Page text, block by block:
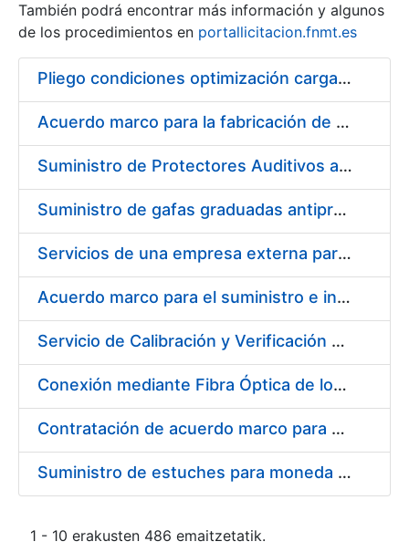
Erakutsi/Ezkutatu
También podrá encontrar más información y algunos
de los procedimientos en portallicitacion.fnmt.es
Pliego condiciones optimización cargas compras firmado
Acuerdo marco para la fabricación de piezas
Suministro de Protectores Auditivos a medida para las personas trabajadoras de los Centros de Trabajo de Madrid y Burgos
Suministro de gafas graduadas antiproyecciones para los trabajadores de la FNMT-RCM en los centros de trabajo de Madrid y Burgos
Servicios de una empresa externa para el asesoramiento y resolución de los recursos de alzada que se presentan relacionados con procesos de selección para la FNMT-RCM
Acuerdo marco para el suministro e instalación de persianas, estores y otros complementos
Servicio de Calibración y Verificación Externa de los Equipos de Medición del Servicio de Prevención de la FNMT-RCM
Conexión mediante Fibra Óptica de los Centros de Proceso de Datos (CPDs) de las sedes de la FNMT-RCM de Burgos y Madrid
Contratación de acuerdo marco para el Suministro de Material de Electricidad para la Fábrica Nacional de Moneda y Timbre-Real Casa de la Moneda en su centro de trabajo de Burgos
Suministro de estuches para moneda de 30 €
1 - 10 erakusten 486 emaitzetatik.